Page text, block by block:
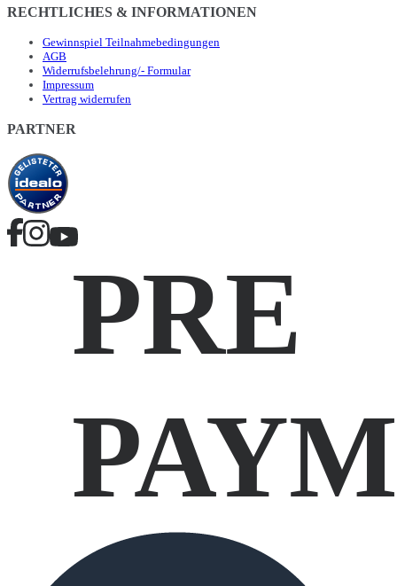
RECHTLICHES & INFORMATIONEN
Gewinnspiel Teilnahmebedingungen
AGB
Widerrufsbelehrung/- Formular
Impressum
Vertrag widerrufen
PARTNER